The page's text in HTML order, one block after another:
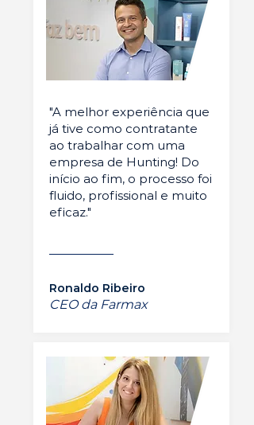
"A melhor experiência que
já tive como contratante
ao trabalhar com uma
empresa de Hunting! Do
início ao fim, o processo foi
fluido, profissional e muito
eficaz."
Ronaldo Ribeiro
CEO da Farmax